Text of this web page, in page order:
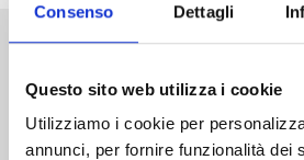
Consenso Dettagli
Questo sito web utilizza i cookie
Utilizziamo i cookie per
annunci, per fornire funzionalità dei
Altri volumi della